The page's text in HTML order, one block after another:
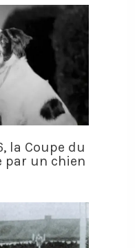
la Coupe du
par un chien